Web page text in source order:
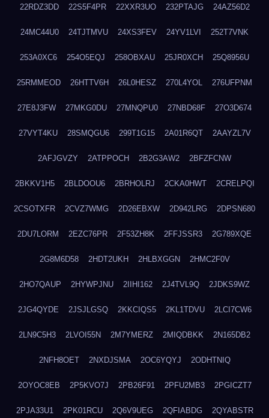
22RDZ3DD 22S5F4PR 22XXR3UO 232PTAJG 24AZ56D2
24MC44U0 24TJTMVU 24XS3FEV 24YV1LVI 252T7VNK
253A0XC6 254O5EQJ 258OBXAU 25JR0XCH 25Q8956U
25RMMEOD 26HTTV6H 26L0HESZ 270L4YOL 276UFPNM
27E8J3FW 27MKG0DU 27MNQPU0 27NBD68F 27O3D674
27VYT4KU 28SMQGU6 299T1G15 2A01R6QT 2AAYZL7V
2AFJGVZY 2ATPPOCH 2B2G3AW2 2BFZFCNW
2BKKV1H5 2BLDOOU6 2BRHOLRJ 2CKA0HWT 2CRELPQI
2CSOTXFR 2CVZ7WMG 2D26EBXW 2D942LRG 2DPSN680
2DU7LORM 2EZC76PR 2F53ZH8K 2FFJSSR3 2G789XQE
2G8M6D58 2HDT2UKH 2HLBXGGN 2HMC2F0V
2HO7QAUP 2HYWPJNU 2IIHI162 2J4TVL9Q 2JDKS9WZ
2JG4QYDE 2JSJLGSQ 2KKCIQS5 2KL1TDVU 2LCI7CW6
2LN9C5H3 2LVOI55N 2M7YMERZ 2MIQDBKK 2N165DB2
2NFH8OET 2NXDJSMA 2OC6YQYJ 2ODHTNIQ
2OYOC8EB 2P5KVO7J 2PB26F91 2PFU2MB3 2PGICZT7
2PJA33U1 2PK01RCU 2Q6V9UEG 2QFIABDG 2QYABSTR